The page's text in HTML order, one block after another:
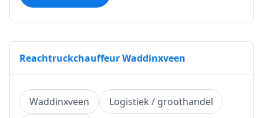
Reachtruckchauffeur Waddinxveen
Waddinxveen
Logistiek / groothandel